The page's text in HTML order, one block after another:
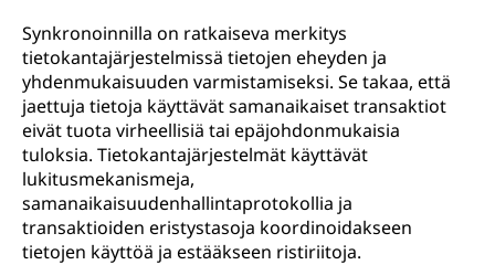
Synkronoinnilla on ratkaiseva merkitys
tietokantajärjestelmissä tietojen eheyden ja
yhdenmukaisuuden varmistamiseksi. Se takaa, että
jaettuja tietoja käyttävät samanaikaiset transaktiot
eivät tuota virheellisiä tai epäjohdonmukaisia
tuloksia. Tietokantajärjestelmät käyttävät
lukitusmekanismeja,
samanaikaisuudenhallintaprotokollia ja
transaktioiden eristystasoja koordinoidakseen
tietojen käyttöä ja estääkseen ristiriitoja.